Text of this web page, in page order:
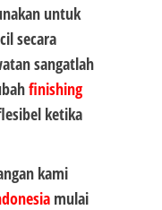
untuk
secara
sangatlah
finishing
ketika
kami
mulai